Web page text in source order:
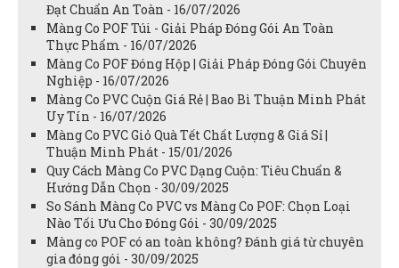
Đạt Chuẩn An Toàn - 16/07/2026
Màng Co POF Túi - Giải Pháp Đóng Gói An Toàn
Thực Phẩm - 16/07/2026
Màng Co POF Đóng Hộp | Giải Pháp Đóng Gói Chuyên
Nghiệp - 16/07/2026
Màng Co PVC Cuộn Giá Rẻ | Bao Bì Thuận Minh Phát
Uy Tín - 16/07/2026
Màng Co PVC Giỏ Quà Tết Chất Lượng & Giá Sỉ |
Thuận Minh Phát - 15/01/2026
Quy Cách Màng Co PVC Dạng Cuộn: Tiêu Chuẩn &
Hướng Dẫn Chọn - 30/09/2025
So Sánh Màng Co PVC vs Màng Co POF: Chọn Loại
Nào Tối Ưu Cho Đóng Gói - 30/09/2025
Màng co POF có an toàn không? Đánh giá từ chuyên
gia đóng gói - 30/09/2025